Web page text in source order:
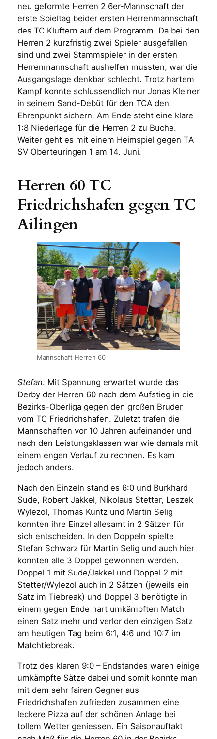
neu geformte Herren 2 6er-Mannschaft der
erste Spieltag beider ersten Herrenmannschaft
des TC Kluftern auf dem Programm. Da bei den
Herren 2 kurzfristig zwei Spieler ausgefallen
sind und zwei Stammspieler in der ersten
Herrenmannschaft aushelfen mussten, war die
Ausgangslage denkbar schlecht. Trotz hartem
Kampf konnte schlussendlich nur Jonas Kleiner
in seinem Sand-Debüt für den TCA den
Ehrenpunkt sichern. Am Ende steht eine klare
1:8 Niederlage für die Herren 2 zu Buche.
Weiter geht es mit einem Heimspiel gegen TA
SV Oberteuringen 1 am 14. Juni.
Herren 60 TC
Friedrichshafen gegen TC
Ailingen
Mannschaft Herren 60
Stefan. Mit Spannung erwartet wurde das
Derby der Herren 60 nach dem Aufstieg in die
Bezirks-Oberliga gegen den großen Bruder
vom TC Friedrichshafen. Zuletzt trafen die
Mannschaften vor 10 Jahren aufeinander und
nach den Leistungsklassen war wie damals mit
einem engen Verlauf zu rechnen. Es kam
jedoch anders.
Nach den Einzeln stand es 6:0 und Burkhard
Sude, Robert Jakkel, Nikolaus Stetter, Leszek
Wylezol, Thomas Kuntz und Martin Selig
konnten ihre Einzel allesamt in 2 Sätzen für
sich entscheiden. In den Doppeln spielte
Stefan Schwarz für Martin Selig und auch hier
konnten alle 3 Doppel gewonnen werden.
Doppel 1 mit Sude/Jakkel und Doppel 2 mit
Stetter/Wylezol auch in 2 Sätzen (jeweils ein
Satz im Tiebreak) und Doppel 3 benötigte in
einem gegen Ende hart umkämpften Match
einen Satz mehr und verlor den einzigen Satz
am heutigen Tag beim 6:1, 4:6 und 10:7 im
Matchtiebreak.
Trotz des klaren 9:0 – Endstandes waren einige
umkämpfte Sätze dabei und somit konnte man
mit dem sehr fairen Gegner aus
Friedrichshafen zufrieden zusammen eine
leckere Pizza auf der schönen Anlage bei
tollem Wetter geniessen. Ein Saisonauftakt